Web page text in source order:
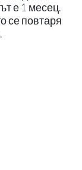
е 1 месец.
се повтаря